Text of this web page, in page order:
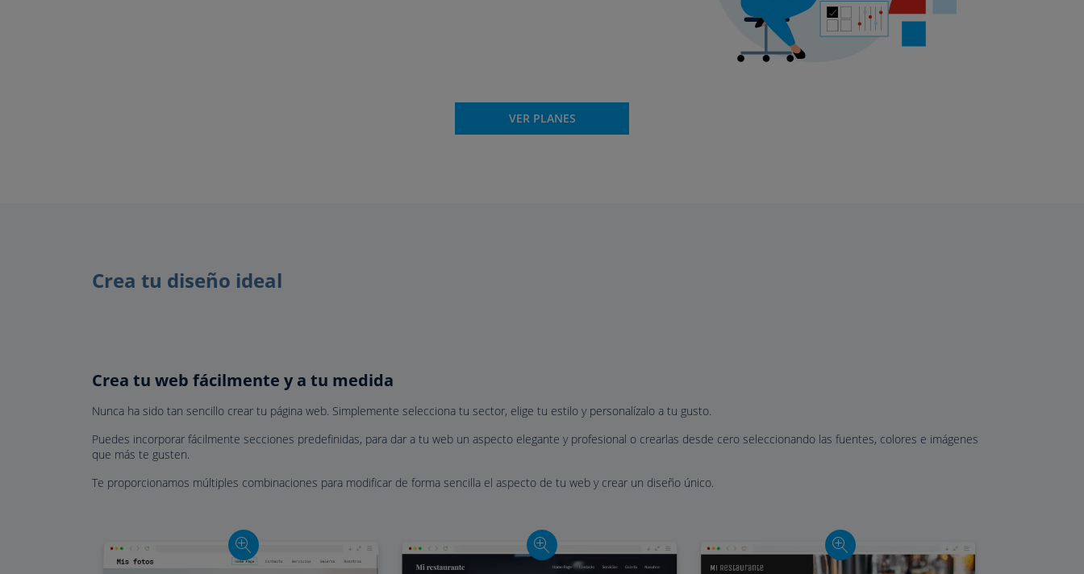
VER PLANES
Crea tu diseño ideal
Crea tu web fácilmente y a tu medida
Nunca ha sido tan sencillo crear tu página web. Simplemente selecciona tu sector, elige tu estilo y personalízalo a tu gusto.
Puedes incorporar fácilmente secciones predefinidas, para dar a tu web un aspecto elegante y profesional o crearlas desde cero seleccionando las fuentes, colores e imágenes
que más te gusten.
Te proporcionamos múltiples combinaciones para modificar de forma sencilla el aspecto de tu web y crear un diseño único.